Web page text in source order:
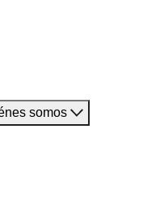
somos